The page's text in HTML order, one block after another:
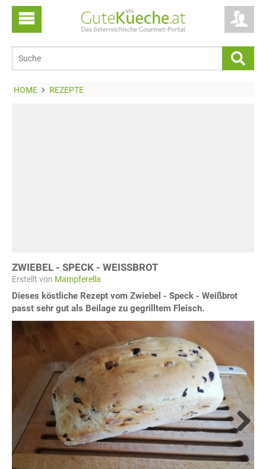
HOME REZEPTE
ZWIEBEL - SPECK - WEISSBROT
Erstellt von Mampferella
Dieses köstliche Rezept vom Zwiebel - Speck - Weißbrot
passt sehr gut als Beilage zu gegrilltem Fleisch.
Next